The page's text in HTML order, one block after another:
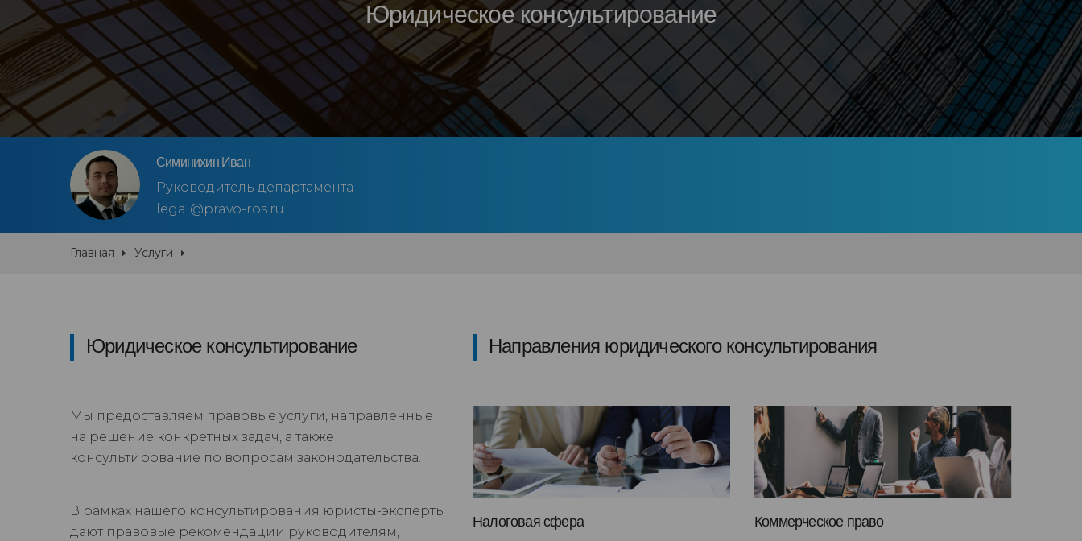
Юридическое консультирование
Симинихин Иван
Руководитель департамента
legal@pravo-ros.ru
Главная Услуги
Юридическое консультирование
Мы предоставляем правовые услуги, направленные
на решение конкретных задач, а также
консультирование по вопросам законодательства.
В рамках нашего консультирования юристы-эксперты
дают правовые рекомендации руководителям,
Направления юридического консультирования
Налоговая сфера Коммерческое право